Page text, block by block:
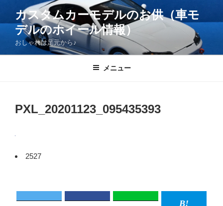
ツ
カスタムカーモデルのお供（車モ
デルのホイール情報）
おしゃれは足元から♪
メニュー
PXL_20201123_095435393
2527